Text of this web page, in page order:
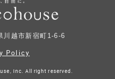
川越市新宿町1-6-6
Policy
Inc. All right reserved.